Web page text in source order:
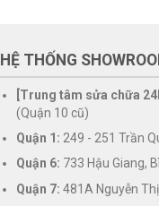
HỆ THỐNG
[Trung tâm sửa chữa
(Quận 10 cũ)
Quận 1: 249 - 251 Trần
Quận 6: 733 Hậu Giang,
Quận 7: 481A Nguyễn